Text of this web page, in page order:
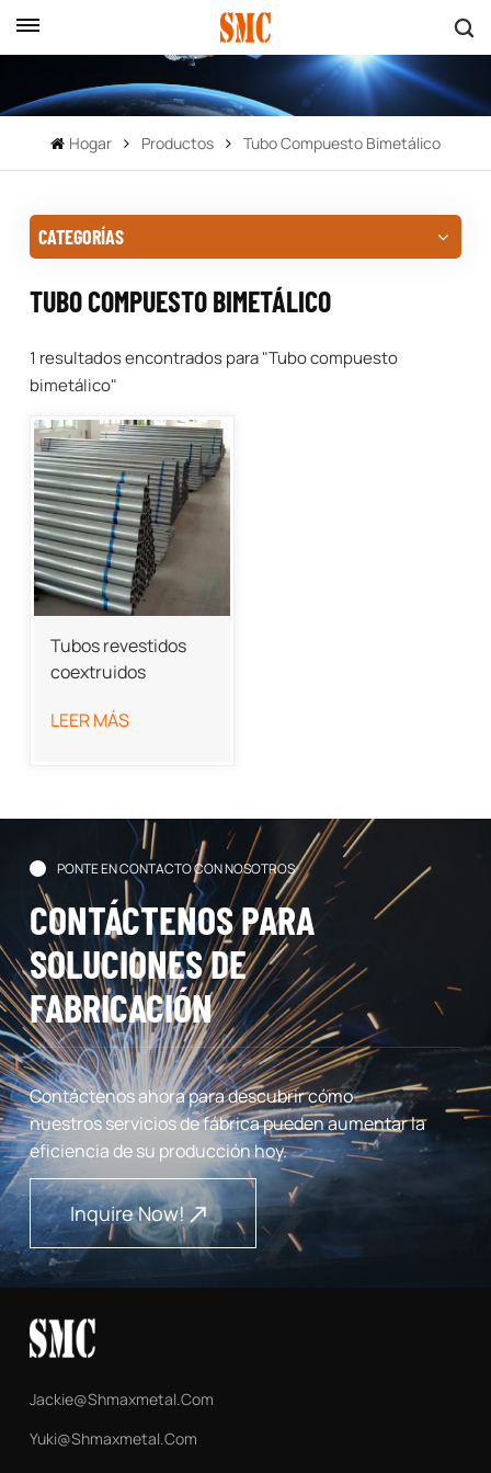
Hogar Productos Tubo Compuesto Bimetálico
CATEGORÍAS
TUBO COMPUESTO BIMETÁLICO
1 resultados encontrados para "Tubo compuesto
bimetálico"
Tubos revestidos
coextruidos
LEER MÁS
PONTE EN CONTACTO CON NOSOTROS
CONTÁCTENOS PARA
SOLUCIONES DE
FABRICACIÓN
Contáctenos ahora para descubrir cómo
nuestros servicios de fábrica pueden aumentar la
eficiencia de su producción hoy.
Inquire Now!
Jackie@shmaxmetal.com
Yuki@shmaxmetal.com